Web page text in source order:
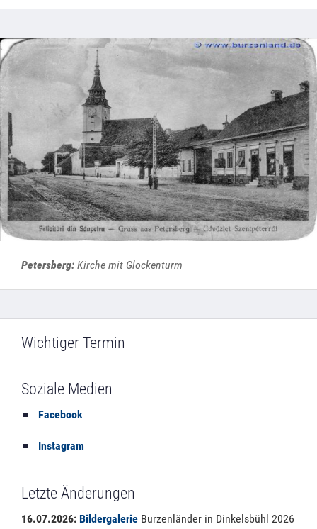
Petersberg: Kirche mit Glockenturm
Wichtiger Termin
Soziale Medien
Facebook
Instagram
Letzte Änderungen
16.07.2026: Bildergalerie Burzenländer in Dinkelsbühl 2026